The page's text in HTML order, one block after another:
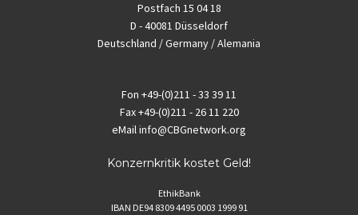
Postfach 15 04 18
D - 40081 Düsseldorf
Deutschland / Germany / Alemania
Fon +49-(0)211 - 33 39 11
Fax+49-(0)211 - 26 11 220
eMailinfo@CBGnetwork.org
Konzernkritik kostet Geld!
EthikBank
IBAN DE94 8309 4495 0003 1999 91